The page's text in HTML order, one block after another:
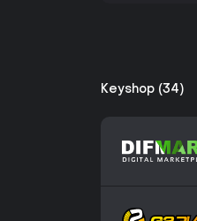
Keyshop (34)